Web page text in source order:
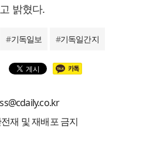
밝혔다.
#기독일보 #기독일간지
재 및 재배포 금지